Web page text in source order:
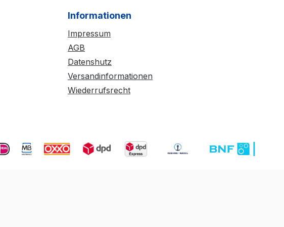
Informationen
Impressum
AGB
Datenshutz
Versandinformationen
Wiederrufsrecht